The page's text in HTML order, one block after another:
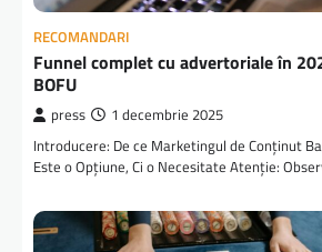
RECOMANDARI
Funnel complet cu advertoriale în
BOFU
press 1 decembrie 2025
Introducere: De ce Marketingul de Conținut
Este o Opțiune, Ci o Necesitate Atenție: